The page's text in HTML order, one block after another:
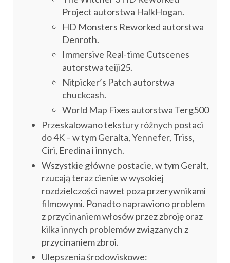
Project autorstwa HalkHogan.
HD Monsters Reworked autorstwa
Denroth.
Immersive Real-time Cutscenes
autorstwa teiji25.
Nitpicker’s Patch autorstwa
chuckcash.
World Map Fixes autorstwa Terg500
Przeskalowano tekstury różnych postaci
do 4K – w tym Geralta, Yennefer, Triss,
Ciri, Eredina i innych.
Wszystkie główne postacie, w tym Geralt,
rzucają teraz cienie w wysokiej
rozdzielczości nawet poza przerywnikami
filmowymi. Ponadto naprawiono problem
z przycinaniem włosów przez zbroję oraz
kilka innych problemów związanych z
przycinaniem zbroi.
Ulepszenia środowiskowe: